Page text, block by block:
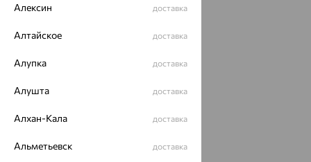
Вид изделия:
Металл:Золото
Проба:
Страна происхождения:
РОССИЯ
Бренд:SOKOLOV
Вес металла:
Алексин доставка
Алтайское доставка
Алупка доставка
Алушта доставка
Алхан-Кала доставка
Альметьевск доставка